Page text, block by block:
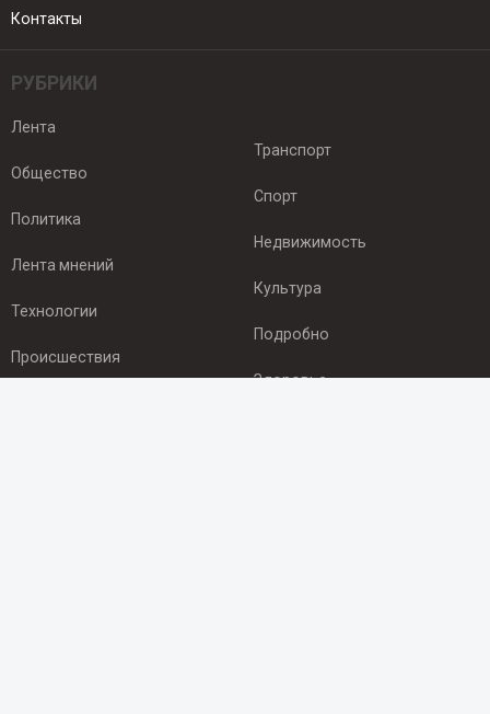
Контакты
РУБРИКИ
Лента
Общество
Политика
Лента мнений
Технологии
Происшествия
Транспорт
Спорт
Недвижимость
Культура
Подробно
Здоровье